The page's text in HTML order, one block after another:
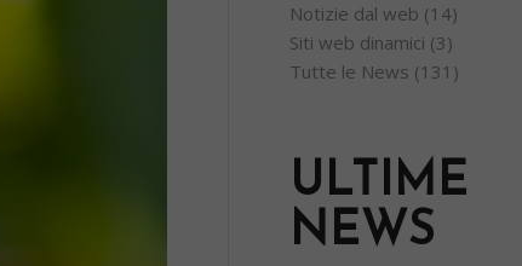
Notizie dal web (14)
Siti web dinamici (3)
Tutte le News (131)
ULTIME
NEWS